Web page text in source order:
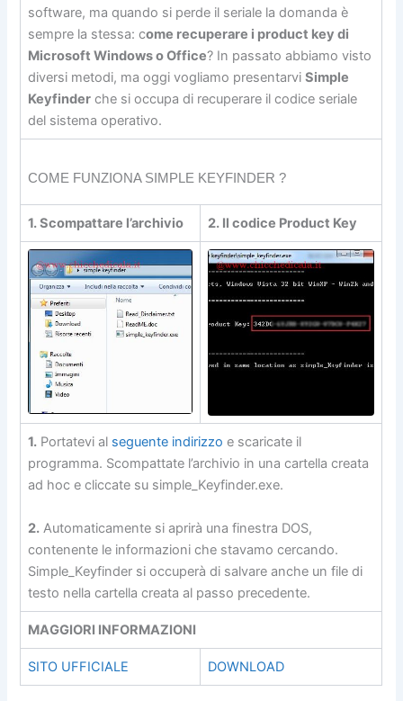
software, ma quando si perde il seriale la domanda è
sempre la stessa: come recuperare i product key di
Microsoft Windows o Office? In passato abbiamo visto
diversi metodi, ma oggi vogliamo presentarviSimple
Keyfinder che si occupa di recuperare il codice seriale
del sistema operativo.
COME FUNZIONA SIMPLE KEYFINDER ?
1. Scompattare l’archivio 2. Il codice Product Key
1. Portatevi al seguente indirizzo e scaricate il
programma. Scompattate l’archivio in una cartella creata
ad hoc e cliccate su simple_Keyfinder.exe.
2. Automaticamente si aprirà una finestra DOS,
contenente le informazioni che stavamo cercando.
Simple_Keyfinder si occuperà di salvare anche un file di
testo nella cartella creata al passo precedente.
MAGGIORI INFORMAZIONI
SITO UFFICIALE DOWNLOAD